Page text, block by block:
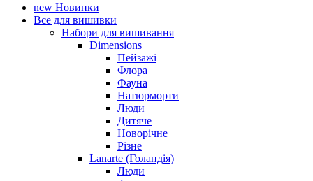
new Новинки
Все для вишивки
Набори для вишивання
Dimensions
Пейзажі
Флора
Фауна
Натюрморти
Люди
Дитяче
Новорічне
Різне
Lanarte (Голандія)
Люди